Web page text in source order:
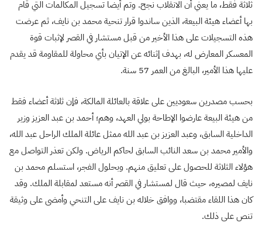
ثلاثة فقط، ما يعني أن الانقلاب نجح. وتم أيضا تسجيل المكالمات التي قام
بها أعضاء هيئة البيعة، الذين ساندوا قرار تنحية محمد بن نايف، ثم عرضت
هذه التسجيلات على هذا الأخير من قبل مستشار في القصر لإثبات قوة
المعسكر المعارض له، بهدف إثنائه عن الإتيان بأي محاولة للمقاومة قد يقدم
عليها هذا الأمير، البالغ من العمر 57 سنة.
بحسب مصدرين سعوديين على علاقة بالعائلة المالكة، فإن ثلاثة أعضاء فقط
من هيئة البيعة عارضوا الإطاحة بولي العهد، وهم؛ أحمد بن عبد العزيز وزير
الداخلية السابق، وعبد العزيز بن عبد الله ممثل عائلة الملك الراحل عبد الله،
والأمير محمد بن سعد النائب السابق لحاكم الرياض. ولكن تعذر التواصل مع
هؤلاء الثلاثة للحصول على تعليق منهم. وبحلول الفجر، استسلم محمد بن
نايف لمصيره، حيث قال لمستشار في القصر أنه مستعد لمقابلة الملك. وقد
كان هذا اللقاء مقتضبا، ووافق خلاله بن نايف على التنحي وأمضى على وثيقة
تنص على ذلك.